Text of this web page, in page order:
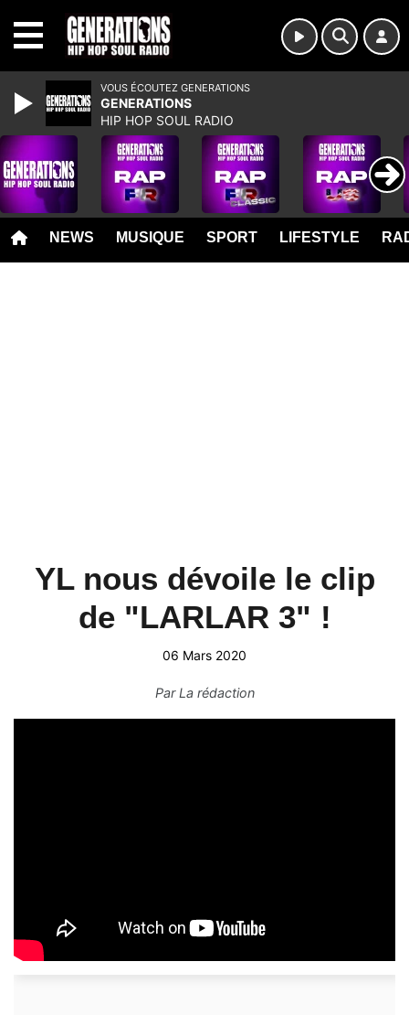
NEWS MUSIQUE SPORT LIFESTYLE
YL nous dévoile le clip
de "LARLAR 3" !
06 Mars 2020
ParLa rédaction
VOUS ÉCOUTEZ GENERATIONS
GENERATIONS
HIP HOP SOUL RADIO